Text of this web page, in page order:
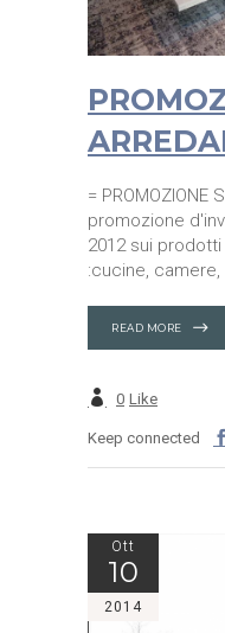
= PROMOZIONE
promozione
2012 sui prodotti
:cucine,
READ MORE
0 Like
Keep connected
Ott
10
2014